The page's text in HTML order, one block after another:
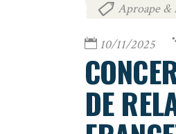
Aproape &
10/11/2025
DE